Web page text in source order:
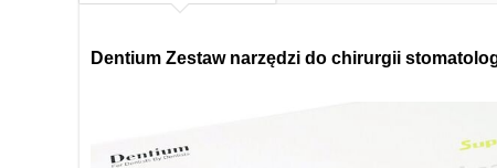
Dentium Zestaw narzędzi do chirurgii